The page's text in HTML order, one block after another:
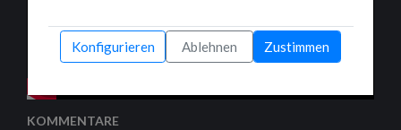
KOMMENTARE
Konfigurieren Ablehnen Zustimmen